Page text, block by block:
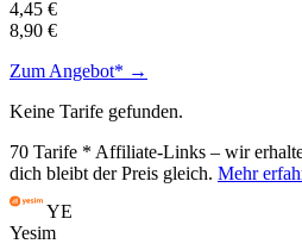
4,45 €
8,90 €
Zum Angebot* →
Keine Tarife gefunden.
70 Tarife * Affiliate-Links – wir
dich bleibt der Preis gleich. Mehr
YE
Yesim